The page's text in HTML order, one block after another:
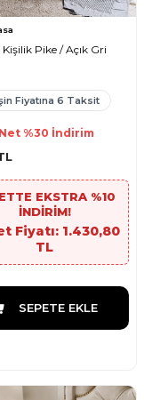
Pike / Açık Gri
Fiyatına 6 Taksit
Net %30 İndirim
EKSTRA %10
İNDİRİM!
Fiyatı: 1.430,80
TL
SEPETE EKLE